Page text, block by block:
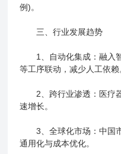
例)。
三、行业发展趋势
‌1、自动化集成‌：融入智
等工序联动，减少人工依赖
‌2、跨行业渗透‌：医疗器
速增长。
‌3、全球化市场‌：中国市
通用化与成本优化。